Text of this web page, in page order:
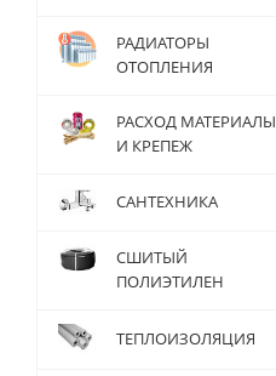
РАДИАТОРЫ
ОТОПЛЕНИЯ
РАСХОД МАТЕРИАЛЫ
И КРЕПЕЖ
САНТЕХНИКА
СШИТЫЙ
ПОЛИЭТИЛЕН
ТЕПЛОИЗОЛЯЦИЯ